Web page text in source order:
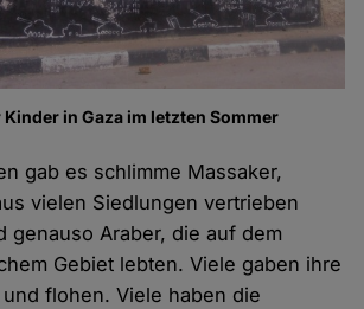
in Gaza im letzten Sommer
gab es schlimme Massaker,
vielen Siedlungen vertrieben
genauso Araber, die auf dem
Gebiet lebten. Viele gaben ihre
flohen. Viele haben die